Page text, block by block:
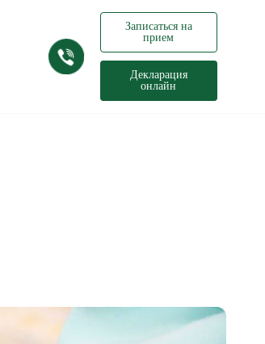
Записаться на
прием
Декларация
онлайн